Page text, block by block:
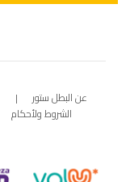
عن البطل ستور
الشروط ولأحكام